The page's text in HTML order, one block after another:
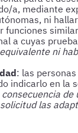
a, mediante
ni
funciones
a cuyas
ni
: las
indicarlo en
las